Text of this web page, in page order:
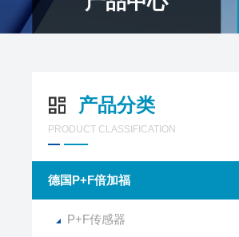
产品分类
PRODUCT CLASSIFICATION
德国P+F倍加福
P+F传感器